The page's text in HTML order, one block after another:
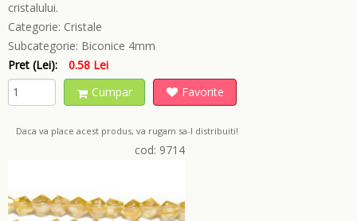
cristalului.
Categorie: Cristale
Subcategorie: Biconice 4mm
Pret (Lei):
0.58 Lei
Cumpar
Favorite
Daca va place acest produs, va rugam sa-l distribuiti!
cod: 9714